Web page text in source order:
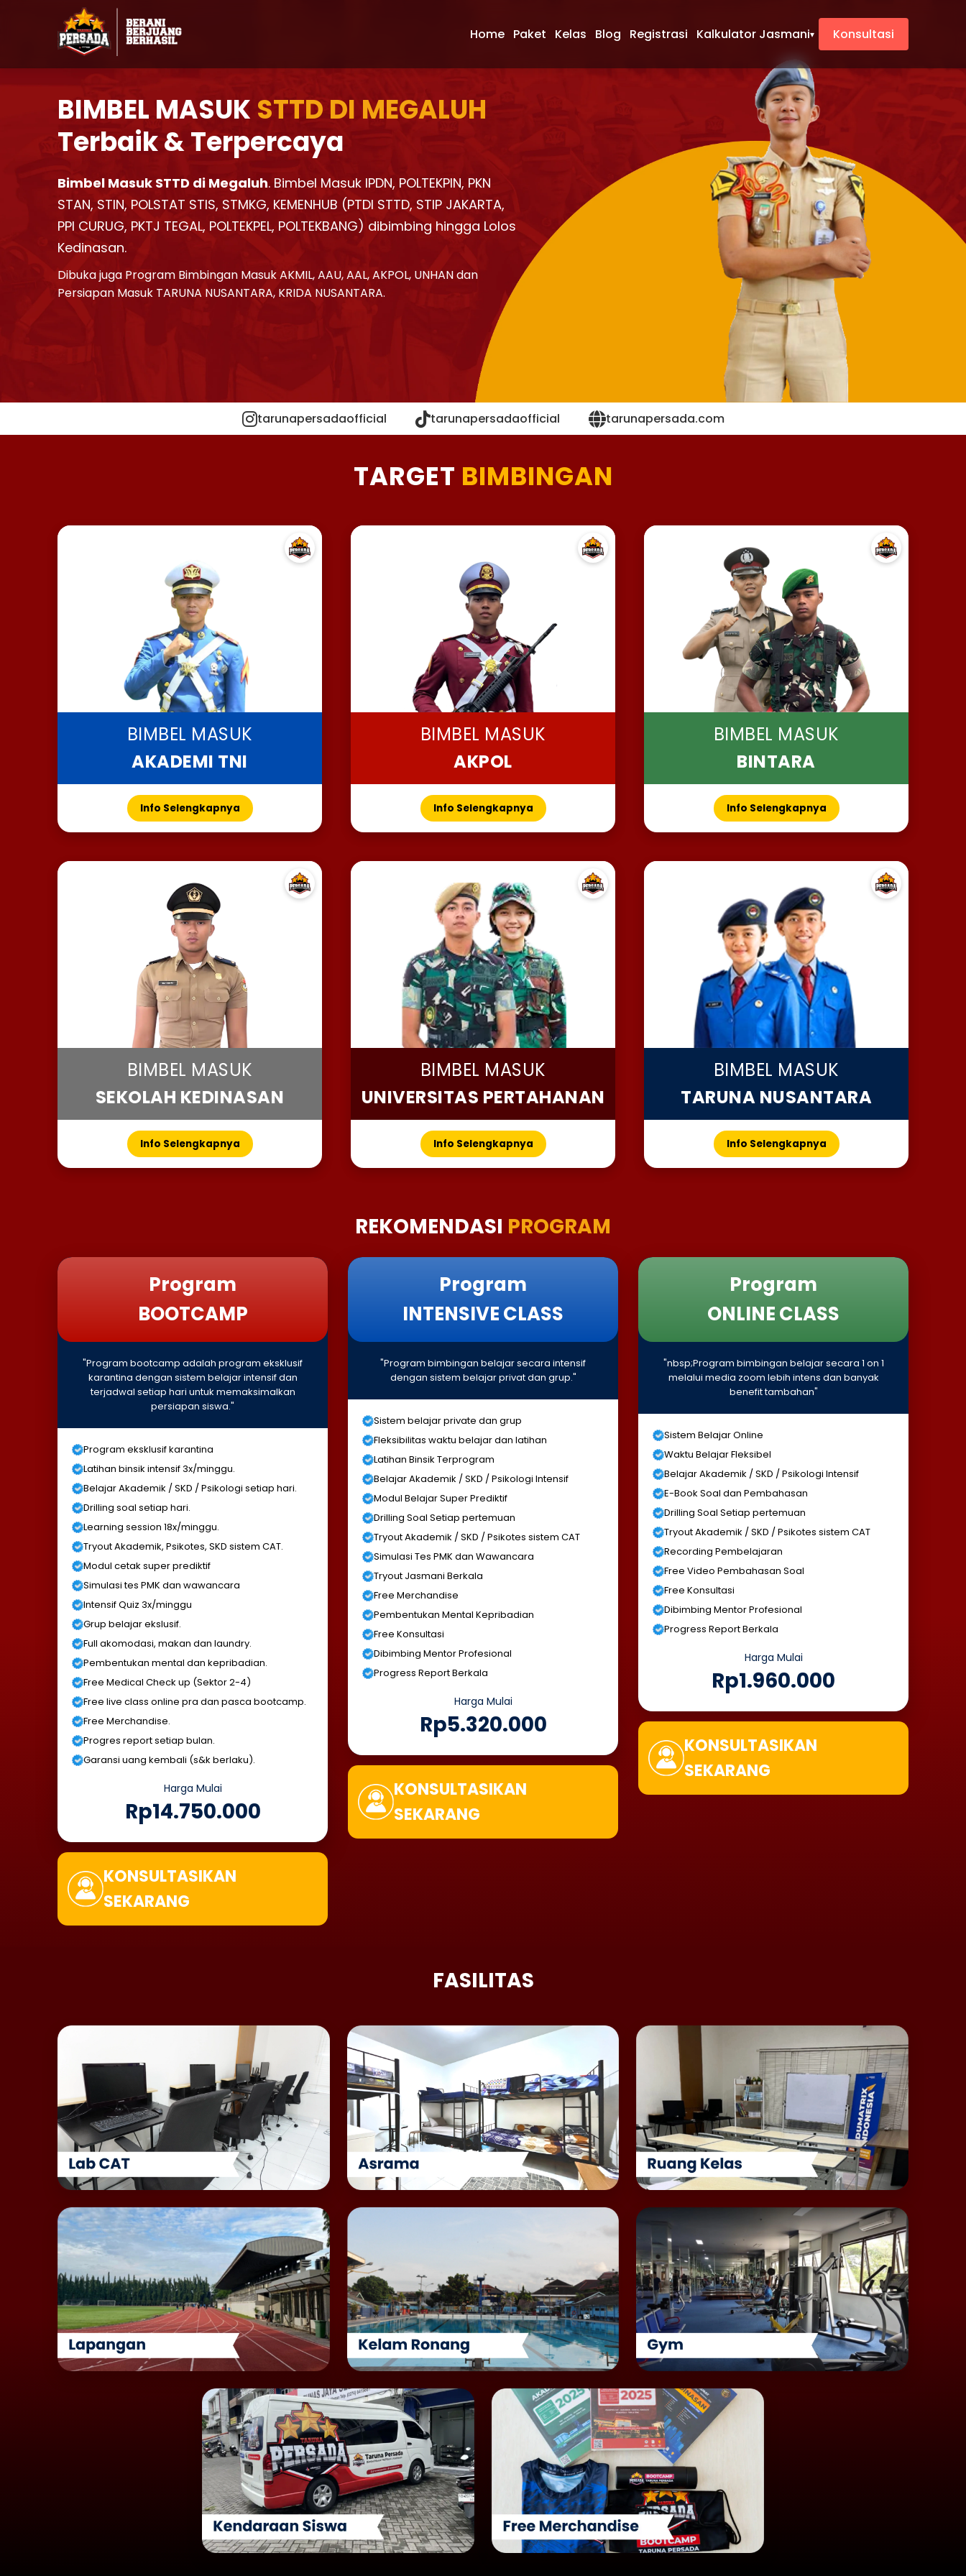
Home Paket Kelas Blog Registrasi Kalkulator Jasmani▾ Konsultasi
BIMBEL MASUK STTD DI MEGALUH
Terbaik & Terpercaya
Bimbel Masuk STTD di Megaluh. Bimbel Masuk IPDN, POLTEKPIN, PKN
STAN, STIN, POLSTAT STIS, STMKG, KEMENHUB (PTDI STTD, STIP JAKARTA,
PPI CURUG, PKTJ TEGAL, POLTEKPEL, POLTEKBANG) dibimbing hingga Lolos
Kedinasan.
Dibuka juga Program Bimbingan Masuk AKMIL, AAU, AAL, AKPOL, UNHAN dan
Persiapan Masuk TARUNA NUSANTARA, KRIDA NUSANTARA.
tarunapersadaofficial tarunapersadaofficial tarunapersada.com
TARGET BIMBINGAN
BIMBEL MASUK
AKADEMI TNI
Info Selengkapnya
BIMBEL MASUK
AKPOL
Info Selengkapnya
BIMBEL MASUK
BINTARA
Info Selengkapnya
BIMBEL MASUK
SEKOLAH KEDINASAN
Info Selengkapnya
BIMBEL MASUK
UNIVERSITAS PERTAHANAN
Info Selengkapnya
BIMBEL MASUK
TARUNA NUSANTARA
Info Selengkapnya
REKOMENDASI PROGRAM
Program
BOOTCAMP
"Program bootcamp adalah program eksklusif
karantina dengan sistem belajar intensif dan
terjadwal setiap hari untuk memaksimalkan
persiapan siswa."
Program eksklusif karantina
Latihan binsik intensif 3x/minggu.
Belajar Akademik / SKD / Psikologi setiap hari.
Drilling soal setiap hari.
Learning session 18x/minggu.
Tryout Akademik, Psikotes, SKD sistem CAT.
Modul cetak super prediktif
Simulasi tes PMK dan wawancara
Intensif Quiz 3x/minggu
Grup belajar ekslusif.
Full akomodasi, makan dan laundry.
Pembentukan mental dan kepribadian.
Free Medical Check up (Sektor 2-4)
Free live class online pra dan pasca bootcamp.
Free Merchandise.
Progres report setiap bulan.
Garansi uang kembali (s&k berlaku).
Harga Mulai
Rp14.750.000
KONSULTASIKAN
SEKARANG
Program
INTENSIVE CLASS
"Program bimbingan belajar secara intensif
dengan sistem belajar privat dan grup."
Sistem belajar private dan grup
Fleksibilitas waktu belajar dan latihan
Latihan Binsik Terprogram
Belajar Akademik / SKD / Psikologi Intensif
Modul Belajar Super Prediktif
Drilling Soal Setiap pertemuan
Tryout Akademik / SKD / Psikotes sistem CAT
Simulasi Tes PMK dan Wawancara
Tryout Jasmani Berkala
Free Merchandise
Pembentukan Mental Kepribadian
Free Konsultasi
Dibimbing Mentor Profesional
Progress Report Berkala
Harga Mulai
Rp5.320.000
KONSULTASIKAN
SEKARANG
Program
ONLINE CLASS
"nbsp;Program bimbingan belajar secara 1 on 1
melalui media zoom lebih intens dan banyak
benefit tambahan"
Sistem Belajar Online
Waktu Belajar Fleksibel
Belajar Akademik / SKD / Psikologi Intensif
E-Book Soal dan Pembahasan
Drilling Soal Setiap pertemuan
Tryout Akademik / SKD / Psikotes sistem CAT
Recording Pembelajaran
Free Video Pembahasan Soal
Free Konsultasi
Dibimbing Mentor Profesional
Progress Report Berkala
Harga Mulai
Rp1.960.000
KONSULTASIKAN
SEKARANG
FASILITAS